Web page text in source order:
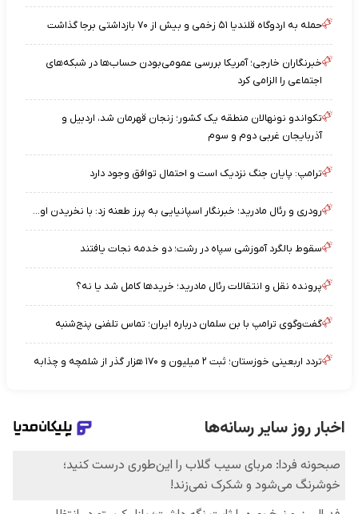
حمله به اردوگاه قلندیا ۵۱ زخمی و بیش از ۷۰ بازداشتی برجا گذاشت
خبرنگاران خارجی؛ آمریکا بررسی عمومی‌بودن حساب‌ها در شبکه‌های
اجتماعی را الزامی کرد
تکواندو نونهالان منطقه یک کشور؛ زنجان قهرمان شد، اردبیل و
آذربایجان غربی دوم و سوم
ترامپ: پایان جنگ نزدیک است و احتمال توافق وجود دارد
رودری و رئال مادرید؛ خبرنگار اسپانیایی به پرز طعنه زد: با نخریدن او...
سقوط بالگرد آموزشی سپاه در رشت؛ دو خدمه نجات یافتند
پرونده نقل و انتقالات رئال مادرید؛ خریدها کامل شد یا نه؟
گفت‌وگوی ترامپ با بن سلمان درباره ایران؛ تماس تلفنی پنج‌شنبه
تردد اربعینی خوزستان؛ ثبت ۲ میلیون و ۱۷۰ هزار گذر از شلمچه و چذابه